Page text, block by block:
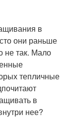
в
они раньше
не так. Мало
тепличные
в
нее?